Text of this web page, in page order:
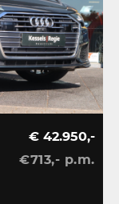
€ 42.950,-
€713,- p.m.